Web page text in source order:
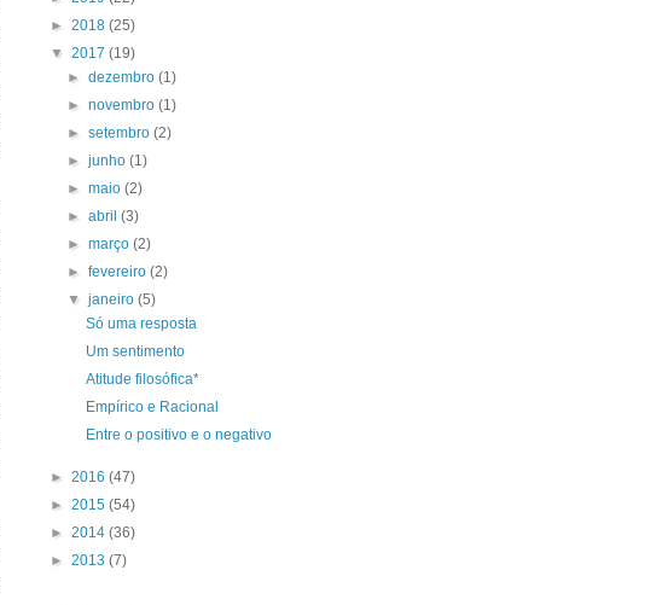
► 2018 (25)
▼ 2017 (19)
►dezembro(1)
►novembro(1)
►setembro(2)
►junho(1)
►maio(2)
►abril(3)
►março(2)
►fevereiro(2)
▼janeiro(5)
Só uma resposta
Um sentimento
Atitude filosófica*
Empírico e Racional
Entre o positivo e o negativo
► 2016 (47)
► 2015 (54)
► 2014 (36)
► 2013 (7)